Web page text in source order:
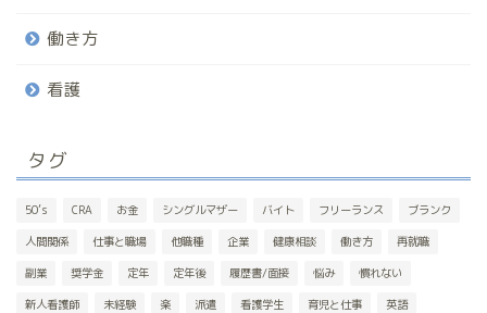
働き方
看護
タグ
50’s CRA お金 シングルマザー バイト フリーランス ブランク
人間関係 仕事と職場 他職種 企業 健康相談 働き方 再就職
副業 奨学金 定年 定年後 履歴書/面接 悩み 慣れない
新人看護師 未経験 楽 派遣 看護学生 育児と仕事 英語